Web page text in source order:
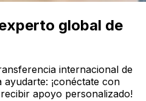
global de
internacional de
¡conéctate con
apoyo personalizado!